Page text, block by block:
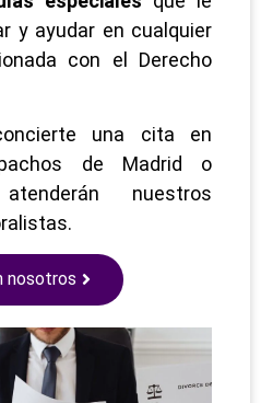
y ayudar en cualquier
con el Derecho
una cita en
de Madrid o
nuestros
nosotros